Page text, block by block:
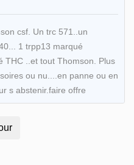
csf. Un trc 571..un
1 trpp13 marqué
THC ..et tout Thomson. Plus
ou nu....en panne ou en
s abstenir.faire offre